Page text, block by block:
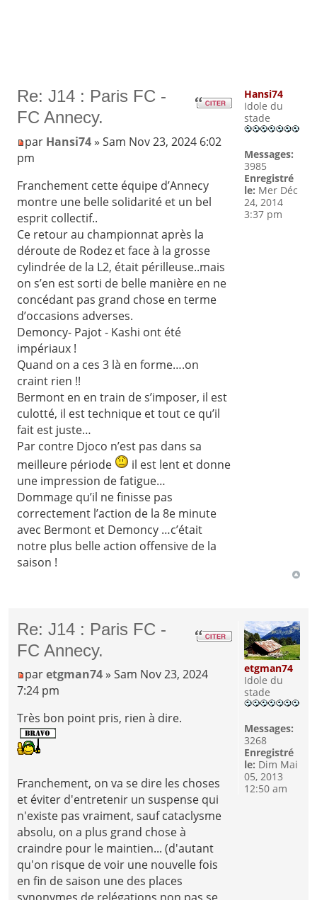
Re: J14 : Paris FC -
FC Annecy.
par Hansi74» Sam Nov 23, 2024 6:02
pm
Franchement cette équipe d’Annecy
montre une belle solidarité et un bel
esprit collectif..
Ce retour au championnat après la
déroute de Rodez et face à la grosse
cylindrée de la L2, était périlleuse..mais
on s’en est sorti de belle manière en ne
concédant pas grand chose en terme
d’occasions adverses.
Demoncy- Pajot - Kashi ont été
impériaux !
Quand on a ces 3 là en forme….on
craint rien !!
Bermont en en train de s’imposer, il est
culotté, il est technique et tout ce qu’il
fait est juste…
Par contre Djoco n’est pas dans sa
meilleure période
il est lent et donne
une impression de fatigue…
Dommage qu’il ne finisse pas
correctement l’action de la 8e minute
avec Bermont et Demoncy …c’était
notre plus belle action offensive de la
saison !
Hansi74
Idole du
stade
Messages:
3985
Enregistré
le: Mer Déc
24, 2014
3:37 pm
Re: J14 : Paris FC -
FC Annecy.
paretgman74 » Sam Nov 23, 2024
7:24 pm
Très bon point pris, rien à dire.
Franchement, on va se dire les choses
et éviter d'entretenir un suspense qui
n'existe pas vraiment, sauf cataclysme
absolu, on a plus grand chose à
craindre pour le maintien... (d'autant
qu'on risque de voir une nouvelle fois
en fin de saison une des places
etgman74
Idole du
stade
Messages:
3268
Enregistré
le: Dim Mai
05, 2013
12:50 am